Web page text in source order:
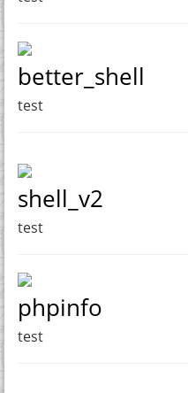
better_shell
test
shell_v2
test
phpinfo
test